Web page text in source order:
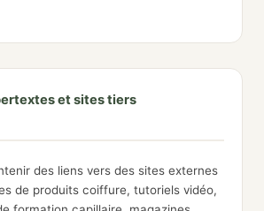
et sites tiers
des liens vers des sites externes
de produits coiffure, tutoriels vidéo,